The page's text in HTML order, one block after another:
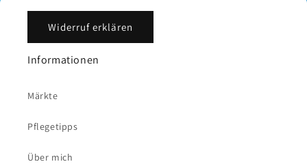
Widerruf erklären
Informationen
Märkte
Pflegetipps
Über mich